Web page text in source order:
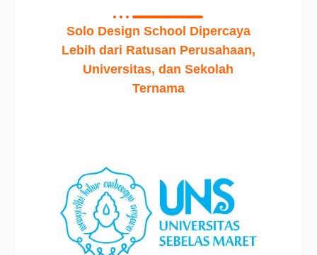
Solo Design School Dipercaya
Lebih dari Ratusan Perusahaan,
Universitas, dan Sekolah
Ternama